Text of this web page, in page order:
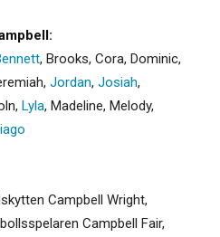
, Brooks, Cora, Dominic,
, Jordan, Josiah,
, Lyla, Madeline, Melody,
Campbell Wright,
Campbell Fair,